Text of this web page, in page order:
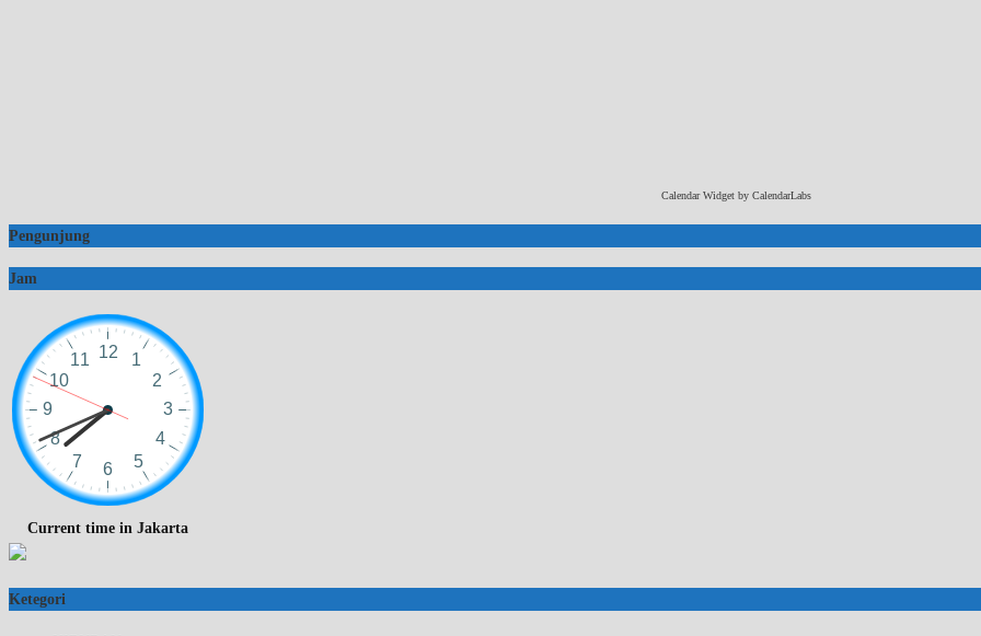
Calendar Widget by CalendarLabs
Pengunjung
Jam
Current time in Jakarta
Ketegori